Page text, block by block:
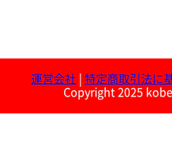
運営会社
特定商取引法に
Copyright 2025